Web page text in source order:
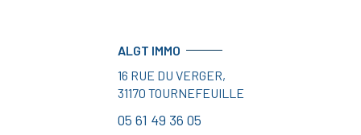
ALGT IMMO
16 RUE DU VERGER,
31170 TOURNEFEUILLE
05 61 49 36 05